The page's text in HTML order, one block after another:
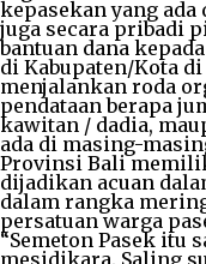
kepasekan yang
juga secara pribadi
bantuan dana
di Kabupaten/Kota
menjalankan roda
pendataan berapa
kawitan / dadia,
ada di masing-
Provinsi Bali
dijadikan acuan
dalam rangka
persatuan warga
“Semeton Pasek itu
mesidikara. Saling